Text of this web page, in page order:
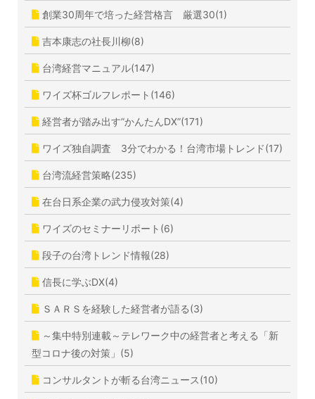
創業30周年で培った経営格言 厳選30(1)
吉本康志の社長川柳(8)
台湾経営マニュアル(147)
ワイズ杯ゴルフレポート(146)
経営者が踏み出す”かんたんDX”(171)
ワイズ独自調査 3分でわかる！台湾市場トレンド(17)
台湾流経営策略(235)
在台日系企業の武力侵攻対策(4)
ワイズのセミナーリポート(6)
段子の台湾トレンド情報(28)
信長に学ぶDX(4)
ＳＡＲＳを経験した経営者が語る(3)
～集中特別連載～テレワーク中の経営者と考える「新
型コロナ後の対策」(5)
コンサルタントが斬る台湾ニュース(10)